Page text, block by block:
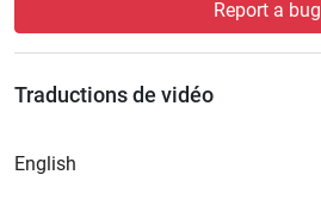
Report a bug
Traductions de vidéo
English